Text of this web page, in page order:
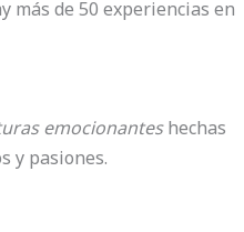
más de 50 experiencias en
emocionanteshechas
y pasiones.